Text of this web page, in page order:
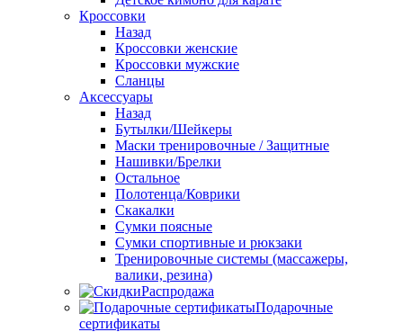
Кроссовки
Назад
Кроссовки женские
Кроссовки мужские
Сланцы
Аксессуары
Назад
Бутылки/Шейкеры
Маски тренировочные / Защитные
Нашивки/Брелки
Остальное
Полотенца/Коврики
Скакалки
Сумки поясные
Сумки спортивные и рюкзаки
Тренировочные системы (массажеры,
валики, резина)
Распродажа
Подарочные
сертификаты